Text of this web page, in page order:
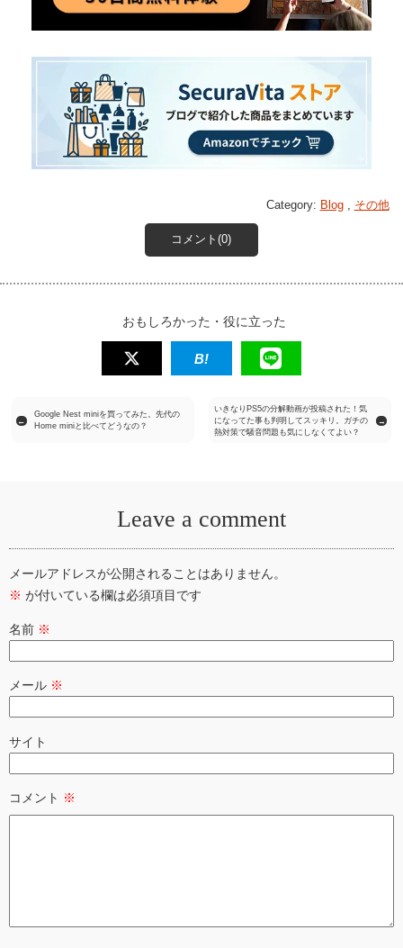
Category: Blog, その他
コメント(0)
おもしろかった・役に立った
←
Google Nest miniを買ってみた。先代の
Home miniと比べてどうなの？
いきなりPS5の分解動画が投稿された！気
になってた事も判明してスッキリ。ガチの
熱対策で騒音問題も気にしなくてよい？
→
Leave a comment
メールアドレスが公開されることはありません。
※ が付いている欄は必須項目です
名前 ※
メール ※
サイト
コメント ※